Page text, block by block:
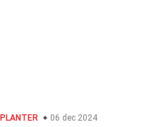
PLANTER 06 dec 2024